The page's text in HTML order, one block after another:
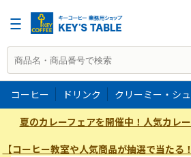
コーヒー ドリンク クリーミー・シ
夏のカレーフェアを開催中！人気カレ
【コーヒー教室や人気商品が抽選で当たる